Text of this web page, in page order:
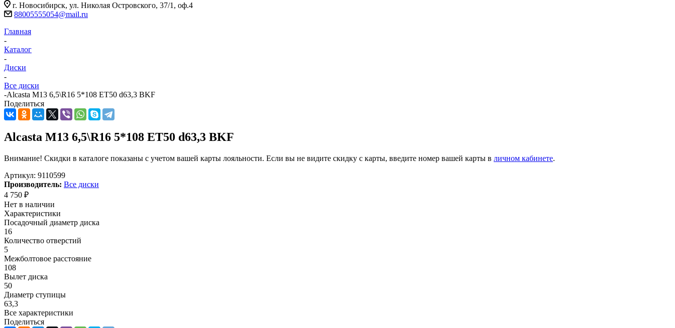
г. Новосибирск, ул. Николая Островского, 37/1, оф.4
88005555054@mail.ru
Главная
-
Каталог
-
Диски
-
Все диски
-Alcasta M13 6,5\R16 5*108 ET50 d63,3 BKF
Поделиться
Alcasta M13 6,5\R16 5*108 ET50 d63,3 BKF
Внимание! Скидки в каталоге показаны с учетом вашей карты лояльности. Если вы не видите скидку с карты, введите номер вашей карты в личном кабинете.
Артикул: 9110599
Производитель: Все диски
4 750 ₽
Нет в наличии
Характеристики
Посадочный диаметр диска
16
Количество отверстий
5
Межболтовое расстояние
108
Вылет диска
50
Диаметр ступицы
63,3
Все характеристики
Поделиться